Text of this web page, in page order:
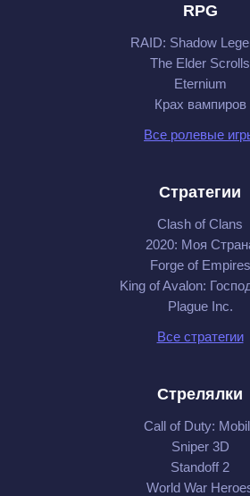
RPG
RAID: Shadow
The Elder Scrolls
Eternium
Крах вампиров
Все ролевые
Стратегии
Clash of Clans
2020: Моя
Forge of Empires
King of Avalon:
Plague Inc.
Все стратегии
Стрелялки
Call of Duty:
Sniper 3D
Standoff 2
World War